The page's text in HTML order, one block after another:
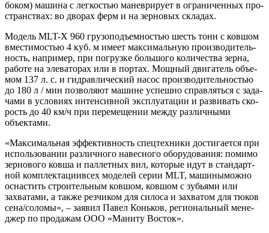
боком) маши­на с лег­ко­стью манев­ри­ру­ет в огра­ни­чен­ных про­
стран­ствах: во дво­рах ферм и на зер­но­вых складах.
Модель MLT-X 960 гру­зо­подъ­ем­но­стью шесть тонн с ков­шом
вме­сти­мо­стью 4 куб. м име­ет мак­си­маль­ную про­из­во­ди­тель­
ность, напри­мер, при погруз­ке боль­шо­го коли­че­ства зер­на,
рабо­те на эле­ва­то­рах или в пор­тах. Мощ­ный дви­га­тель объ­е­
мом 137 л. с. и гид­рав­ли­че­ский насос про­из­во­ди­тель­но­стью
до 180 л / мин поз­во­ля­ют машине успеш­но справ­лять­ся с зада­
ча­ми в усло­ви­ях интен­сив­ной экс­плу­а­та­ции и раз­ви­вать ско­
рость до 40 км/ч при пере­ме­ще­нии меж­ду раз­лич­ны­ми
объектами.
«Мак­си­маль­ная эффек­тив­ность спец­тех­ни­ки дости­га­ет­ся при
исполь­зо­ва­нии раз­лич­но­го навес­но­го обо­ру­до­ва­ния: поми­мо
зер­но­во­го ков­ша и пал­лет­ных вил, кото­рые идут в стан­дарт­
ной ком­плек­та­ци­и­всех моде­лей серии MLT, маши­ны­мож­но
осна­стить стро­и­тель­ным ков­шом, ков­шом с зубья­ми или
захва­та­ми, а так­же рез­чи­ком для сило­са и захва­том для тюков
сена/соломы», – заявил Павел Конь­ков, реги­о­наль­ный мене­
джер по про­да­жам ООО «Мани­ту Восток».